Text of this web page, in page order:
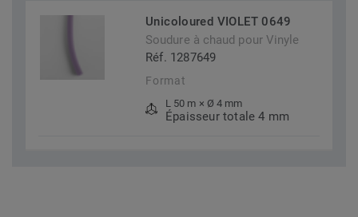
Unicoloured VIOLET 0649
Soudure à chaud pour Vinyle
Réf. 1287649
Format
L 50 m × Ø 4 mm
Épaisseur totale 4 mm